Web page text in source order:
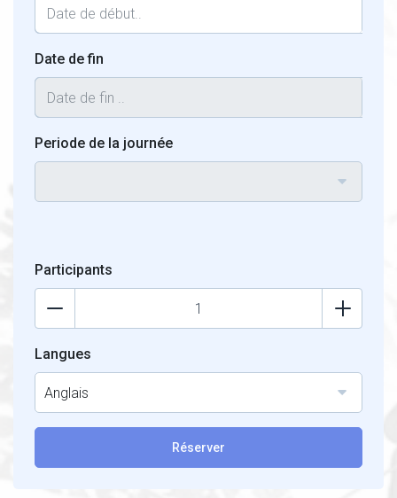
Date de fin
Periode de la journée
Participants
Langues
Anglais
Réserver